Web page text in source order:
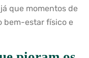
que momentos de
bem-estar físico e